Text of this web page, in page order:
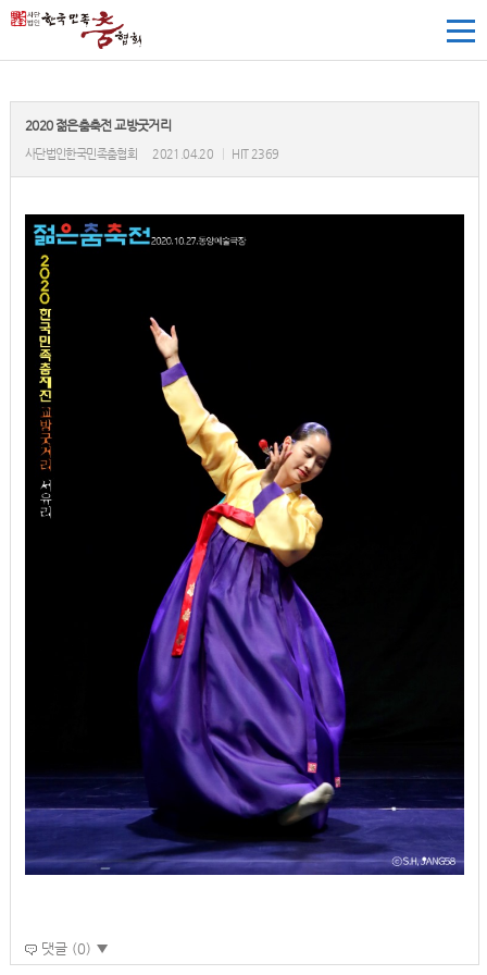
2020 젊은춤축전 교방굿거리
사단법인한국민족춤협회 2021.04.20 HIT 2369
댓글 (0) ▼